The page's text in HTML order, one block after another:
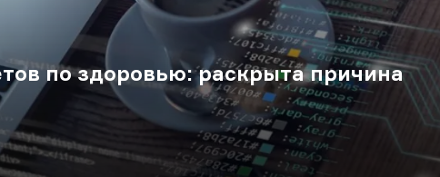
по здоровью: раскрыта причина